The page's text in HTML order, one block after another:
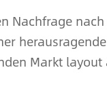
Nachfrage
Markt layout